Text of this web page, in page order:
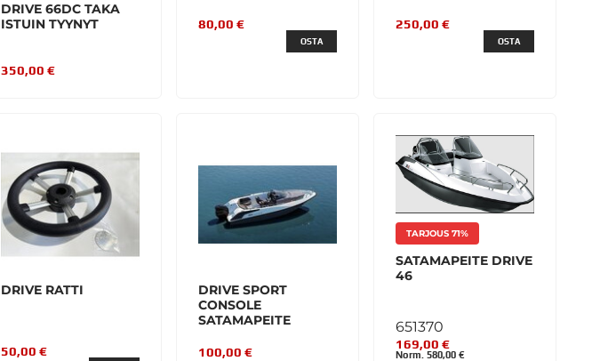
DRIVE 66DC TAKA
ISTUIN TYYNYT
350,00 €
80,00 €
OSTA
250,00 €
OSTA
DRIVE RATTI
50,00 €
DRIVE SPORT
CONSOLE
SATAMAPEITE
100,00 €
TARJOUS 71%
SATAMAPEITE DRIVE
46
651370
169,00 €
Norm. 580,00 €